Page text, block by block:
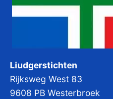
Liudgerstichten
Rijksweg West 83
9608 PB Westerbroek